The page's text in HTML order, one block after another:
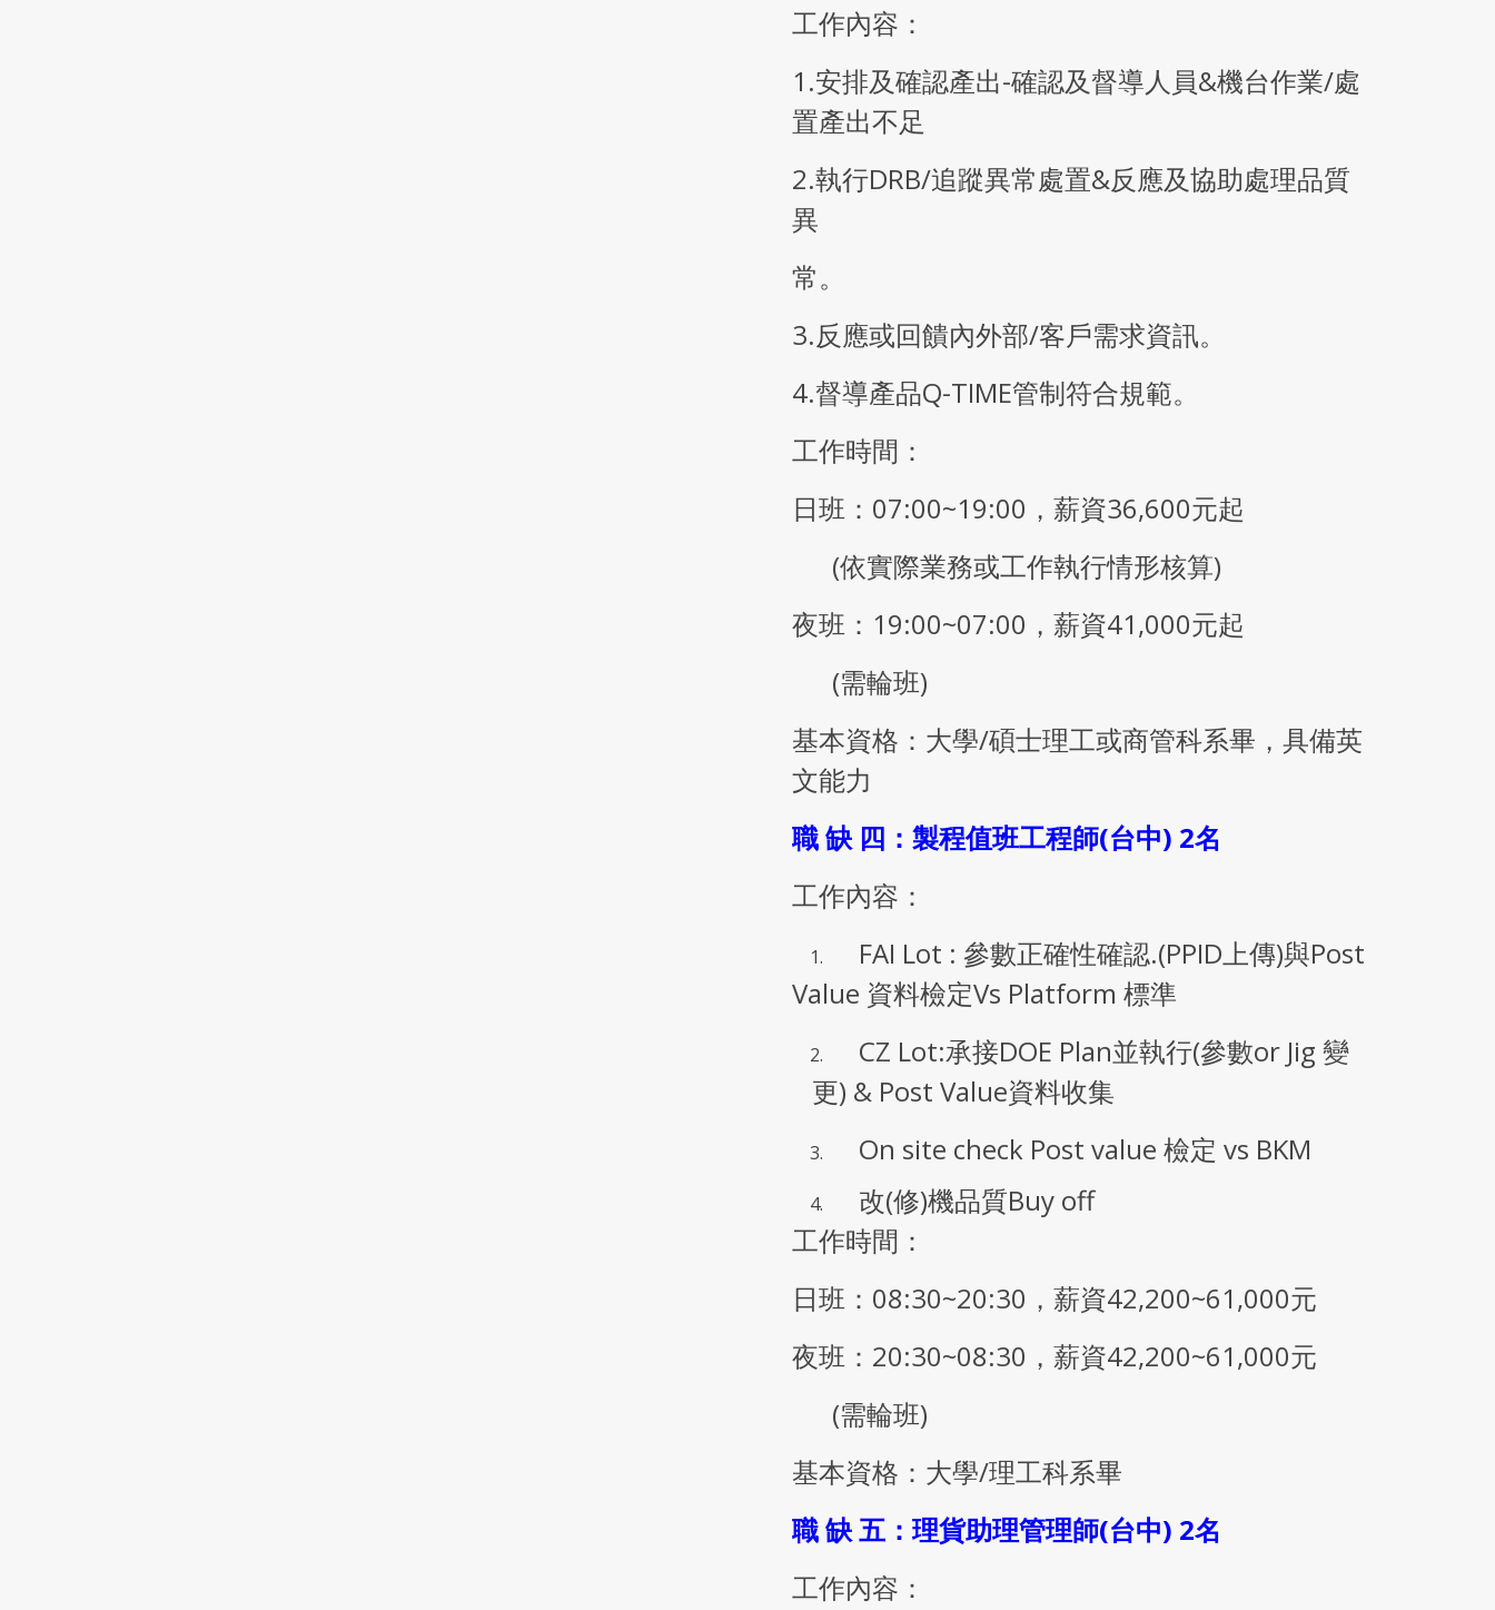
工作內容：
1.安排及確認產出-確認及督導人員&機台作業/處
置產出不足
2.執行DRB/追蹤異常處置&反應及協助處理品質
異
常。
3.反應或回饋內外部/客戶需求資訊。
4.督導產品Q-TIME管制符合規範。
工作時間：
日班：07:00~19:00，薪資36,600元起
(依實際業務或工作執行情形核算)
夜班：19:00~07:00，薪資41,000元起
(需輪班)
基本資格：大學/碩士理工或商管科系畢，具備英
文能力
職 缺 四：製程值班工程師(台中) 2名
工作內容：
FAI Lot : 參數正確性確認.(PPID上傳)與Post
Value 資料檢定Vs Platform 標準
CZ Lot:承接DOE Plan並執行(參數or Jig 變
更) & Post Value資料收集
On site check Post value 檢定 vs BKM
改(修)機品質Buy off
工作時間：
日班：08:30~20:30，薪資42,200~61,000元
夜班：20:30~08:30，薪資42,200~61,000元
(需輪班)
基本資格：大學/理工科系畢
職 缺 五：理貨助理管理師(台中) 2名
工作內容：